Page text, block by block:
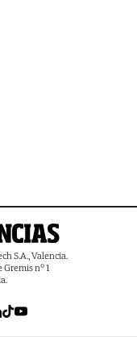
S.A., Valencia.
nº 1